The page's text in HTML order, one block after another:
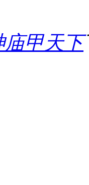
庙甲天下